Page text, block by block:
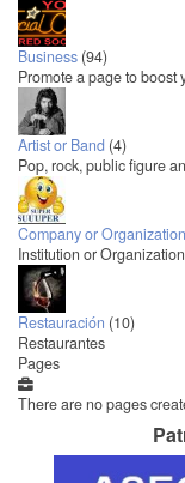
Business (94)
Promote a page to boost
Artist or Band (4)
Pop, rock, public figure
Company or Organization
Institution or
Restauración (10)
Restaurantes
Pages
There are no pages